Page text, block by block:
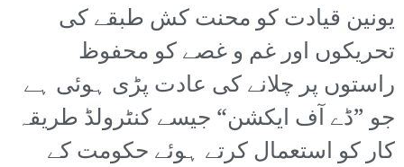
یونین قیادت کو محنت کش طبقے کی
تحریکوں اور غم و غصے کو محفوظ
راستوں پر چلانے کی عادت پڑی ہوئی ہے
جو ”ڈے آف ایکشن“ جیسے کنٹرولڈ طریقہ
کار کو استعمال کرتے ہوئے حکومت کے